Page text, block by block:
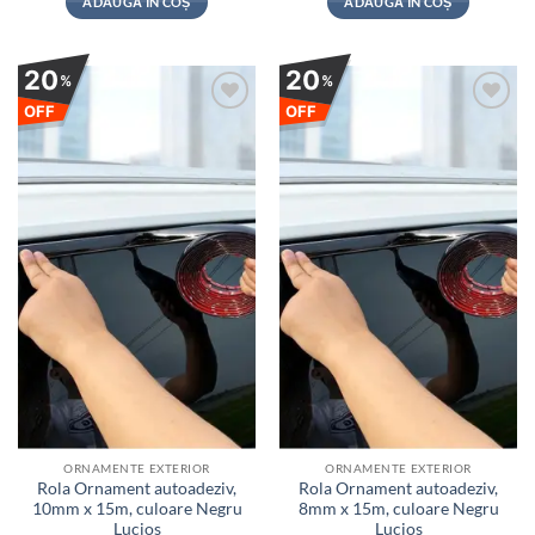
fost:
88 lei.
70 lei.
fost:
58 lei.
46 lei.
20%
OFF
ORNAMENTE EXTERIOR
Rola Ornament autoadeziv,
10mm x 15m, culoare Negru
Lucios
20%
OFF
ORNAMENTE EXTERIOR
Rola Ornament autoadeziv,
8mm x 15m, culoare Negru
Lucios